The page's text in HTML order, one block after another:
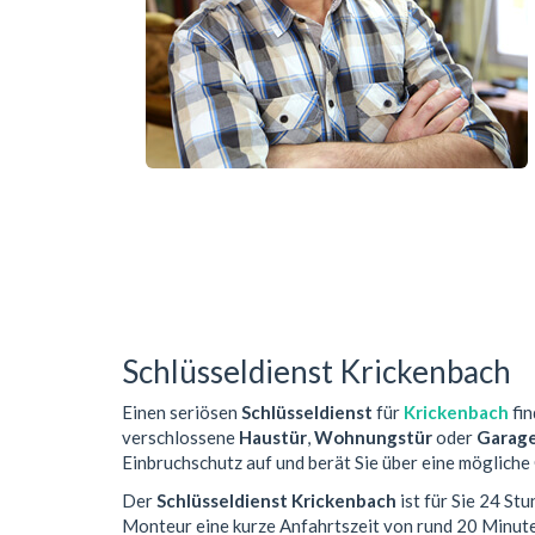
Schlüsseldienst Krickenbach
Einen seriösen Schlüsseldienst für Krickenbach
verschlossene Haustür,Wohnungstüroder
Einbruchschutz auf und berät Sie über eine
DerSchlüsseldienst Krickenbach ist für Sie 24
Monteur eine kurze Anfahrtszeit von rund 20